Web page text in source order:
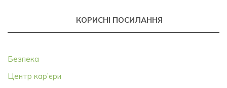
КОРИСНІ ПОСИЛАННЯ
Безпека
Центр кар’єри